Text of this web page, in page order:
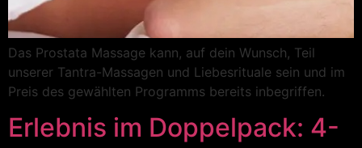
Das Prostata Massage kann, auf dein Wunsch, Teil
unserer Tantra-Massagen und Liebesrituale sein und im
Preis des gewählten Programms bereits inbegriffen.
Erlebnis im Doppelpack: 4-